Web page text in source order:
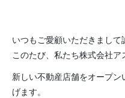
いつもご愛顧いただきまして
このたび、私たち株式会社
新しい不動産店舗をオープ
げます。